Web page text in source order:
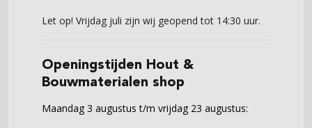
Let op! Vrijdag juli zijn wij geopend tot 14:30 uur.
Openingstijden Hout &
Bouwmaterialen shop
Maandag 3 augustus t/m vrijdag 23 augustus: